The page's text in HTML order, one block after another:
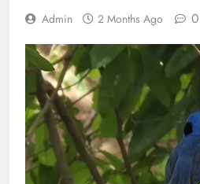
Admin 2 Months Ago 0